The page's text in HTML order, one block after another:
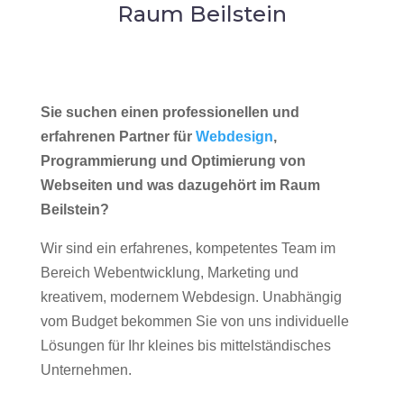
Raum Beilstein
Sie suchen einen professionellen und
erfahrenen Partner für Webdesign,
Programmierung und Optimierung von
Webseiten und was dazugehört im Raum
Beilstein?
Wir sind ein erfahrenes, kompetentes Team im
Bereich Webentwicklung, Marketing und
kreativem, modernem Webdesign. Unabhängig
vom Budget bekommen Sie von uns individuelle
Lösungen für Ihr kleines bis mittelständisches
Unternehmen.